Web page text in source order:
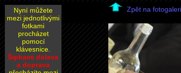
Nyní můžete
mezi jednotlivými
fotkami
procházet
pomocí
klávesnice.
Šipkami doleva
a doprava
Zpět na